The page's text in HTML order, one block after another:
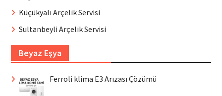
Küçükyalı Arçelik Servisi
Sultanbeyli Arçelik Servisi
Beyaz Eşya
Ferroli klima E3 Arızası Çözümü